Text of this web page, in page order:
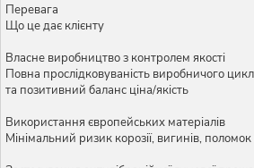
Перевага
Що це дає клієнту
Власне виробництво з контролем якості
Повна прослідковуваність виробничого
та позитивний баланс ціна/якість
Використання європейських матеріалів
Мінімальний ризик корозії, вигинів,